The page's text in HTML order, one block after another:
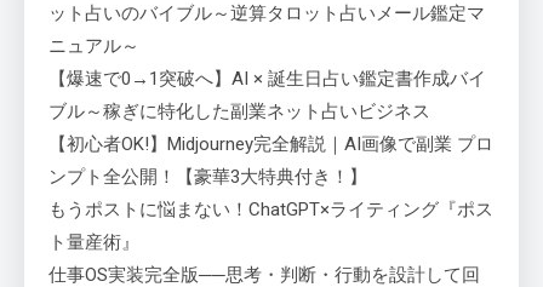
ット占いのバイブル～逆算タロット占いメール鑑定マ
ニュアル～
【爆速で0→1突破へ】AI × 誕生日占い鑑定書作成バイ
ブル～稼ぎに特化した副業ネット占いビジネス
【初心者OK!】Midjourney完全解説｜AI画像で副業 プロ
ンプト全公開！【豪華3大特典付き！】
もうポストに悩まない！ChatGPT×ライティング『ポス
ト量産術』
仕事OS実装完全版──思考・判断・行動を設計して回